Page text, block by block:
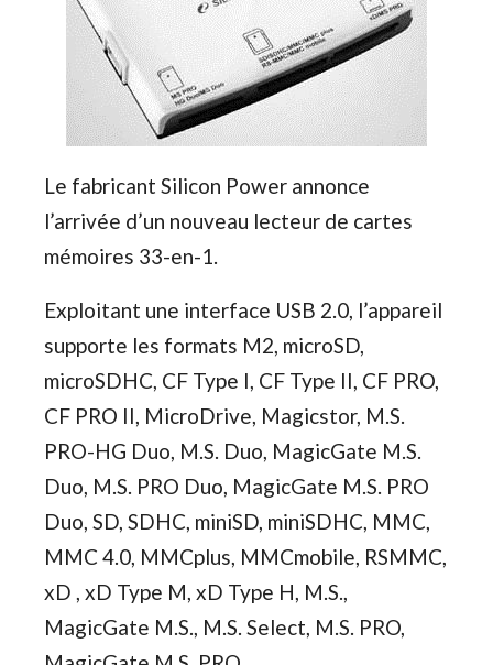
Le fabricant Silicon Power annonce
l’arrivée d’un nouveau lecteur de cartes
mémoires 33-en-1.
Exploitant une interface USB 2.0, l’appareil
supporte les formats M2, microSD,
microSDHC, CF Type I, CF Type II, CF PRO,
CF PRO II, MicroDrive, Magicstor, M.S.
PRO-HG Duo, M.S. Duo, MagicGate M.S.
Duo, M.S. PRO Duo, MagicGate M.S. PRO
Duo, SD, SDHC, miniSD, miniSDHC, MMC,
MMC 4.0, MMCplus, MMCmobile, RSMMC,
xD , xD Type M, xD Type H, M.S.,
MagicGate M.S., M.S. Select, M.S. PRO,